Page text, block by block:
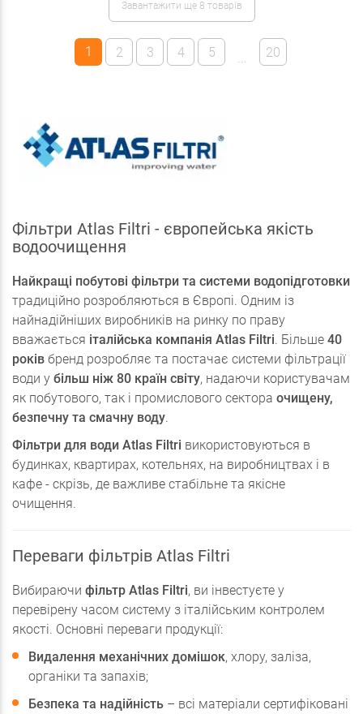
Завантажити ще 8 товарів
1 2 3 4 5 ... 20
Фільтри Atlas Filtri - європейська якість
водоочищення
Найкращі побутові фільтри та системи водопідготовки
традиційно розробляються в Європі. Одним із
найнадійніших виробників на ринку по праву
вважається італійська компанія Atlas Filtri. Більше 40
років бренд розробляє та постачає системи фільтрації
води у більш ніж 80 країн світу, надаючи користувачам
як побутового, так і промислового сектора очищену,
безпечну та смачну воду.
Фільтри для води Atlas Filtri використовуються в
будинках, квартирах, котельнях, на виробництвах і в
кафе - скрізь, де важливе стабільне та якісне
очищення.
Переваги фільтрів Atlas Filtri
Вибираючи фільтр Atlas Filtri, ви інвестуєте у
перевірену часом систему з італійським контролем
якості. Основні переваги продукції:
Видалення механічних домішок, хлору, заліза,
органіки та запахів;
Безпека та надійність – всі матеріали сертифіковані